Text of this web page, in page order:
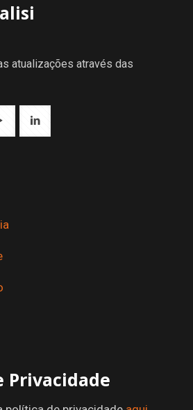
atualizações através das
Privacidade